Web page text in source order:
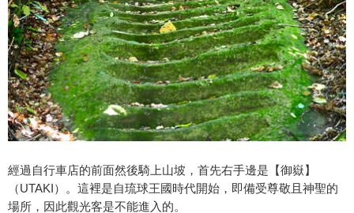
經過自行車店的前面然後騎上山坡，首先右手邊是【御嶽】
（UTAKI）。這裡是自琉球王國時代開始，即備受尊敬且神聖的
場所，因此觀光客是不能進入的。